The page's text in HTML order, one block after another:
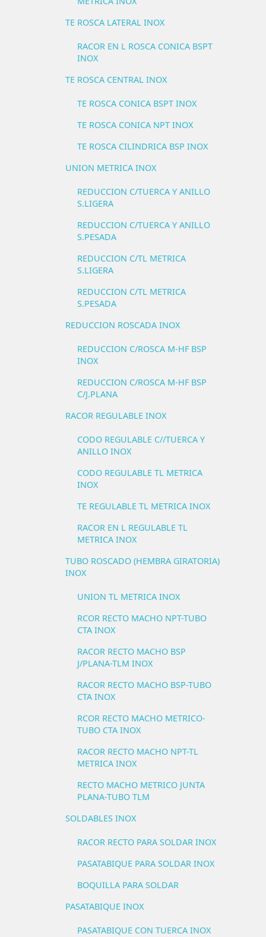
TE ROSCA LATERAL INOX
RACOR EN L ROSCA CONICA BSPT
INOX
TE ROSCA CENTRAL INOX
TE ROSCA CONICA BSPT INOX
TE ROSCA CONICA NPT INOX
TE ROSCA CILINDRICA BSP INOX
UNION METRICA INOX
REDUCCION C/TUERCA Y ANILLO
S.LIGERA
REDUCCION C/TUERCA Y ANILLO
S.PESADA
REDUCCION C/TL METRICA
S.LIGERA
REDUCCION C/TL METRICA
S.PESADA
REDUCCION ROSCADA INOX
REDUCCION C/ROSCA M-HF BSP
INOX
REDUCCION C/ROSCA M-HF BSP
C/J.PLANA
RACOR REGULABLE INOX
CODO REGULABLE C//TUERCA Y
ANILLO INOX
CODO REGULABLE TL METRICA
INOX
TE REGULABLE TL METRICA INOX
RACOR EN L REGULABLE TL
METRICA INOX
TUBO ROSCADO (HEMBRA GIRATORIA)
INOX
UNION TL METRICA INOX
RCOR RECTO MACHO NPT-TUBO
CTA INOX
RACOR RECTO MACHO BSP
J/PLANA-TLM INOX
RACOR RECTO MACHO BSP-TUBO
CTA INOX
RCOR RECTO MACHO METRICO-
TUBO CTA INOX
RACOR RECTO MACHO NPT-TL
METRICA INOX
RECTO MACHO METRICO JUNTA
PLANA-TUBO TLM
SOLDABLES INOX
RACOR RECTO PARA SOLDAR INOX
PASATABIQUE PARA SOLDAR INOX
BOQUILLA PARA SOLDAR
PASATABIQUE INOX
PASATABIQUE CON TUERCA INOX